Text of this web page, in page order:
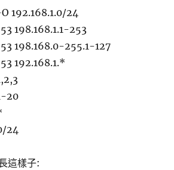
192.168.1.0/24
198.168.1.1-253
198.168.0-255.1-127
192.168.1.*
20
24
這樣子: